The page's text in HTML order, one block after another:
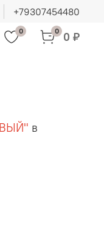
+79307454480
0 0 0 ₽
в